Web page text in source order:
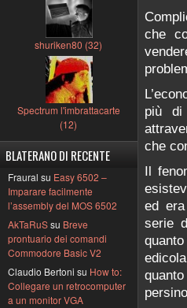
shuriken80 (32)
Spectrum l'imbrattacarte
(12)
BLATERANO DI RECENTE
Fraural su Easy 6502 –
Imparare facilmente
l’assembly del MOS 6502
AkTaRuSsu Breve
prontuario dei comandi
Commodore Basic V2
Claudio Bertoni su How to:
Collegare un retrocomputer
a un monitor VGA
che
più di
che
Il
ed
serie